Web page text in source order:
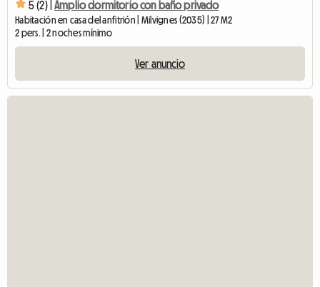
5 (2) | Amplio dormitorio con baño privado
Habitación en casa del anfitrión | Milvignes (2035) | 27 M2
2 pers. | 2 noches mínimo
Ver anuncio